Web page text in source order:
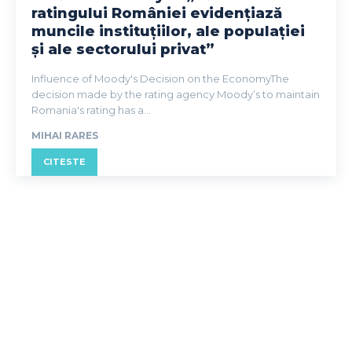
ratingului României evidențiază
muncile instituțiilor, ale populației
și ale sectorului privat”
Influence of Moody's Decision on the EconomyThe
decision made by the rating agency Moody’s to maintain
Romania's rating has a...
MIHAI RARES
CITESTE